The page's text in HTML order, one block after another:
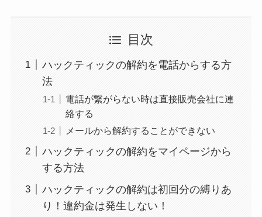
解約方法まとめ！契
どうなる？
レミノの解約方法ま
ベストタイミングを
詳しく解説！
まとめ！電話が繋が
らない時の裏ワザ
目次
ハックティックの解約を電話からする方
法
電話が繋がらない時は直接販売会社に連
絡する
メールから解約することができない
ハックティックの解約をマイページから
する方法
ハックティックの解約は初回分の縛りあ
り！違約金は発生しない！